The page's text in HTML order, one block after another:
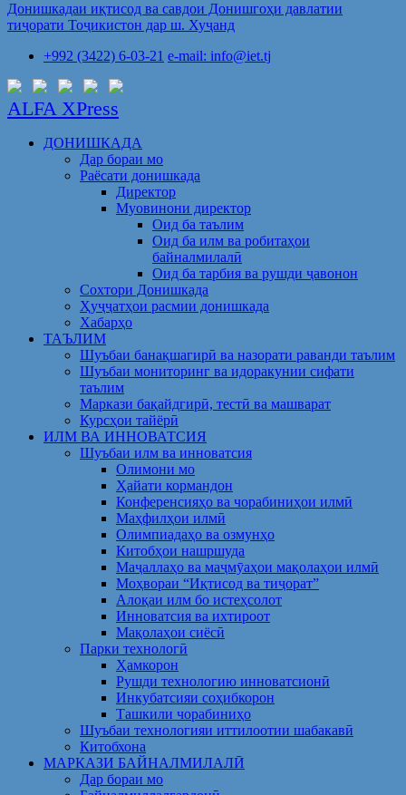
Донишкадаи иқтисод ва савдои Донишгоҳи давлатии
тиҷорати Тоҷикистон дар ш. Хуҷанд
+992 (3422) 6-03-21 e-mail: info@iet.tj
ALFA XPress
ДОНИШКАДА
Дар бораи мо
Раёсати донишкада
Директор
Муовинони директор
Оид ба таълим
Оид ба илм ва робитаҳои
байналмилалӣ
Оид ба тарбия ва рушди ҷавонон
Сохтори Донишкада
Ҳуҷҷатҳои расмии донишкада
Хабарҳо
ТАЪЛИМ
Шуъбаи банақшагирӣ ва назорати раванди таълим
Шуъбаи мониторинг ва идоракунии сифати
таълим
Маркази бақайдгирӣ, тестӣ ва машварат
Курсҳои тайёрӣ
ИЛМ ВА ИННОВАТСИЯ
Шуъбаи илм ва инноватсия
Олимони мо
Ҳайати кормандон
Конференсияҳо ва чорабиниҳои илмӣ
Маҳфилҳои илмӣ
Олимпиадаҳо ва озмунҳо
Китобҳои нашршуда
Маҷаллаҳо ва маҷмӯаҳои мақолаҳои илмӣ
Моҳвораи “Иқтисод ва тиҷорат”
Алоқаи илм бо истеҳсолот
Инноватсия ва ихтироот
Мақолаҳои сиёсӣ
Парки технологӣ
Ҳамкорон
Рушди технологию инноватсионӣ
Инкубатсияи соҳибкорон
Ташкили чорабиниҳо
Шуъбаи технологияи иттилоотии шабакавӣ
Китобхона
МАРКАЗИ БАЙНАЛМИЛАЛӢ
Дар бораи мо